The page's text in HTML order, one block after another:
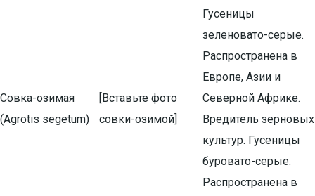
Гусеницы
зеленовато-серые.
Совка-озимая
(Agrotis segetum)
[Вставьте фото
совки-озимой]
Распространена в
Европе, Азии и
Северной Африке.
Вредитель зерновых
культур. Гусеницы
буровато-серые.
Распространена в